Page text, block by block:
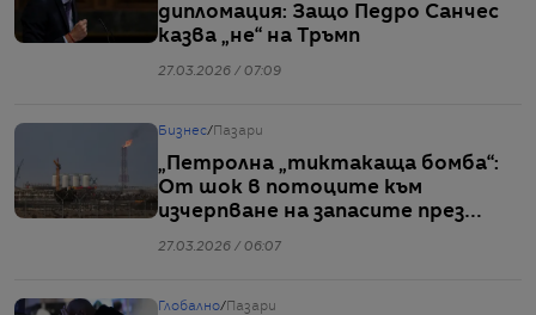
дипломация: Защо Педро Санчес
казва „не“ на Тръмп
27.03.2026 / 07:09
Бизнес/ Пазари
„Петролна „тиктакаща бомба“:
От шок в потоците към
изчерпване на запасите през
27.03.2026 / 06:07
Глобално/ Пазари